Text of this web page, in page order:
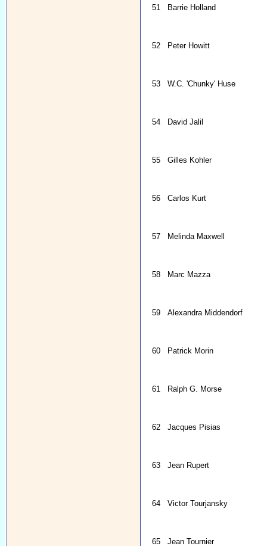
51 Barrie Holland
52 Peter Howitt
53 W.C. 'Chunky' Huse
54 David Jalil
55 Gilles Kohler
56 Carlos Kurt
57 Melinda Maxwell
58 Marc Mazza
59 Alexandra Middendorf
60 Patrick Morin
61 Ralph G. Morse
62 Jacques Pisias
63 Jean Rupert
64 Victor Tourjansky
65 Jean Tournier